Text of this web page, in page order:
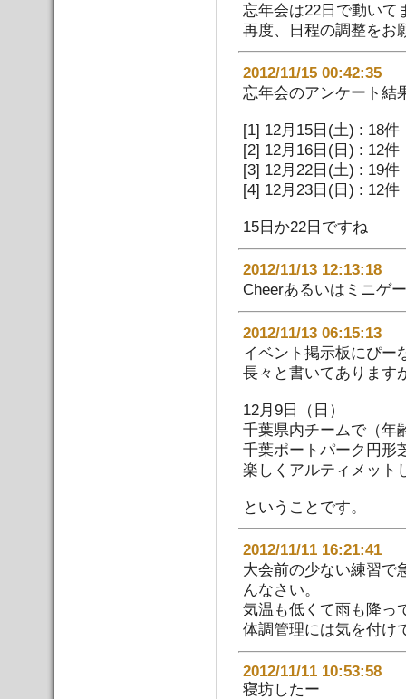
忘年会は22日で動いて
再度、日程の調整をお
2012/11/15
忘年会のアンケート結
[1] 12月15日(土) : 18件
[2] 12月16日(日) : 12件
[3] 12月22日(土) : 19件
[4] 12月23日(日) : 12件
15日か22日ですね
2012/11/13
Cheerあるいはミニゲ
2012/11/13
イベント掲示板にぴー
長々と書いてあります
12月9日（日）
千葉県内チームで（年
千葉ポートパーク円形
楽しくアルティメット
ということです。
2012/11/11
大会前の少ない練習で
んなさい。
気温も低くて雨も降っ
体調管理には気を付け
2012/11/11
寝坊したー